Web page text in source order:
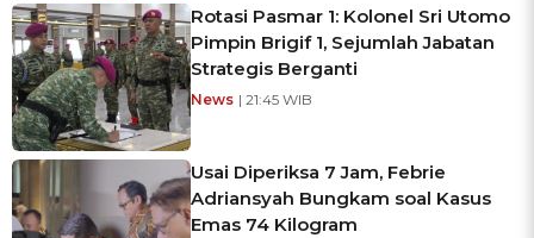
Rotasi Pasmar 1: Kolonel Sri Utomo
Pimpin Brigif 1, Sejumlah Jabatan
Strategis Berganti
News | 21:45 WIB
Usai Diperiksa 7 Jam, Febrie
Adriansyah Bungkam soal Kasus
Emas 74 Kilogram